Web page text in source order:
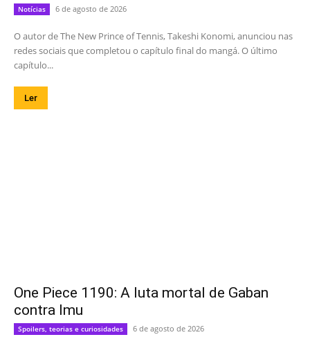
Notícias 6 de agosto de 2026
O autor de The New Prince of Tennis, Takeshi Konomi, anunciou nas
redes sociais que completou o capítulo final do mangá. O último
capítulo...
Ler
One Piece 1190: A luta mortal de Gaban
contra Imu
Spoilers, teorias e curiosidades 6 de agosto de 2026